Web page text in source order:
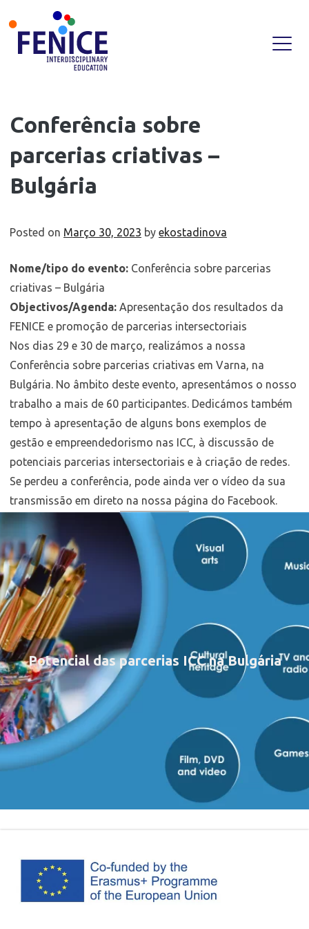
Skip
content
Conferência sobre
parcerias criativas –
Bulgária
Posted on Março 30, 2023 by ekostadinova
Nome/tipo do evento: Conferência sobre parcerias
criativas – Bulgária
Objectivos/Agenda: Apresentação dos resultados da
FENICE e promoção de parcerias intersectoriais
Nos dias 29 e 30 de março, realizámos a nossa
Conferência sobre parcerias criativas em Varna, na
Bulgária. No âmbito deste evento, apresentámos o nosso
trabalho a mais de 60 participantes. Dedicámos também
tempo à apresentação de alguns bons exemplos de
gestão e empreendedorismo nas ICC, à discussão de
potenciais parcerias intersectoriais e à criação de redes.
Se perdeu a conferência, pode ainda ver o vídeo da sua
transmissão em direto na nossa página do Facebook.
Potencial das parcerias ICC na Bulgária